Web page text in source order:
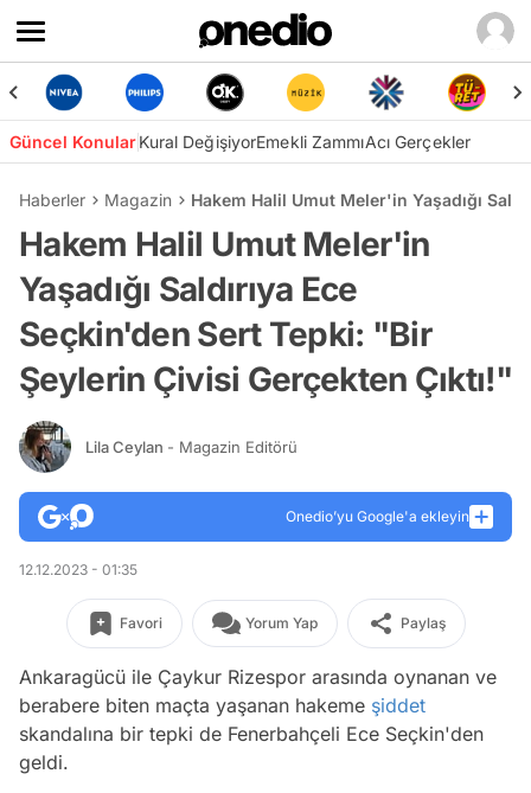
Güncel KonularKural DeğişiyorEmekli ZammıAcı Gerçekler
Haberler Magazin Hakem Halil Umut Meler'in Yaşadığı
Hakem Halil Umut Meler'in
Yaşadığı Saldırıya Ece
Seçkin'den Sert Tepki: "Bir
Şeylerin Çivisi Gerçekten Çıktı!"
Lila Ceylan - Magazin Editörü
Onedio’yu Google'a ekleyin
12.12.2023 - 01:35
Favori Yorum Yap Paylaş
Ankaragücü ile Çaykur Rizespor arasında oynanan ve
berabere biten maçta yaşanan hakeme şiddet
skandalına bir tepki de Fenerbahçeli Ece Seçkin'den
geldi.